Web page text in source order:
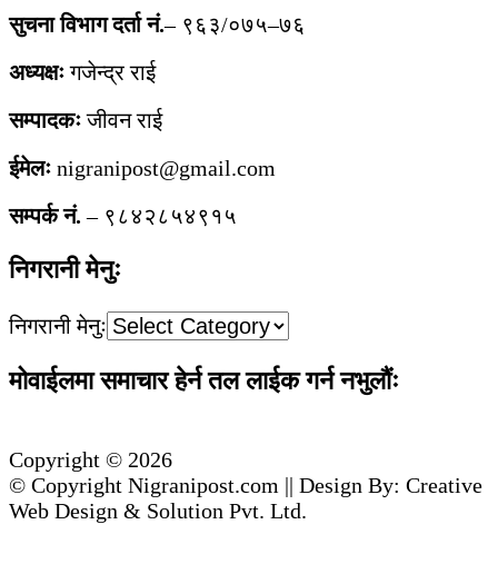
सुचना विभाग दर्ता नं.– ९६३/०७५–७६
अध्यक्षःगजेन्द्र राई
सम्पादकःजीवन राई
ईमेलः nigranipost@gmail.com
सम्पर्क नं.– ९८४२८५४९१५
निगरानी मेनुः
निगरानी मेनुः
मोवाईलमा समाचार हेर्न तल लाईक गर्न नभुलौंः
Copyright © 2026
© Copyright Nigranipost.com || Design By: Creative
Web Design & Solution Pvt. Ltd.